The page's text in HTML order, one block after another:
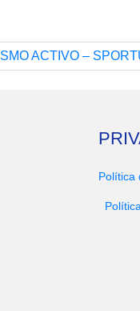
ACTIVO –
Política